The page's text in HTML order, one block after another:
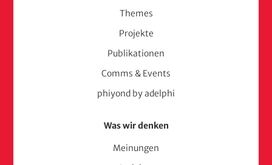
Themes
Projekte
Publikationen
Comms & Events
phiyond by adelphi
Was wir denken
Meinungen